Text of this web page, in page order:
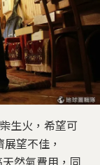
生火，希望可
望不佳，
然氣費用，同